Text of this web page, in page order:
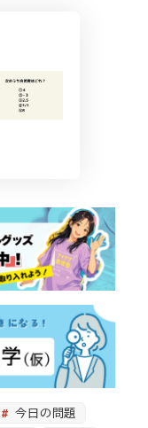
今日の問題